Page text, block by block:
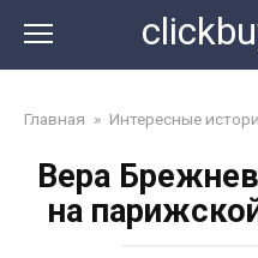
контенту
Главная » Интересные
Вера
на